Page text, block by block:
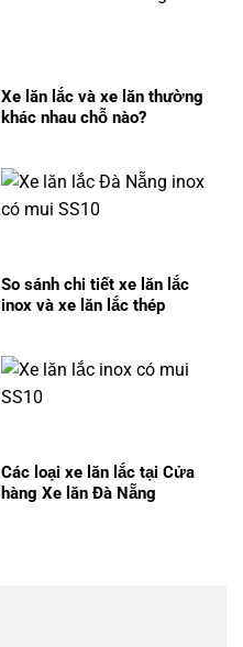
Xe lăn lắc và xe lăn thường
khác nhau chỗ nào?
So sánh chi tiết xe lăn lắc
inox và xe lăn lắc thép
Các loại xe lăn lắc tại Cửa
hàng Xe lăn Đà Nẵng